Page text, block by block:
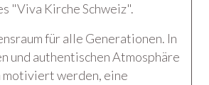
"Viva Kirche Schweiz".
für alle Generationen. In
und authentischen Atmosphäre
motiviert werden, eine